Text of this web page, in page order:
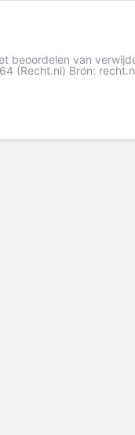
beoordelen van
(Recht.nl) Bron: